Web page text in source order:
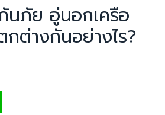
นภัย อู่นอกเครือ
ต่างกันอย่างไร?